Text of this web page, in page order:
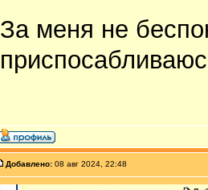
За меня не
Добавлено: 08 авг 2024, 22:48